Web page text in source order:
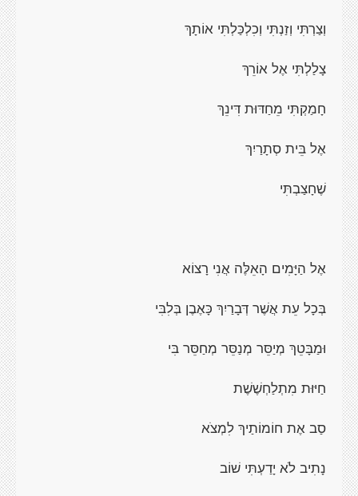
וְצַרְתִּי וְזַנְתִּי וְכִלְכַּלְתִּי אוֹתָךְ
צָלַלְתִּי אֶל אוֹרֵךְ
חָמַקְתִּי מֵחַדּוּת דִּינֵךְ
אֶל בֵּית סְתָרַיִךְ
שֶׁחָצַבְתִּי
אֶל הַיָּמִים הָאֵלֶּה אֲנִי רָצוֹא
בְּכָל עֵת אֲשֶׁר דְּבָרַיִךְ כָּאֶבֶן בְּלִבִּי
וּמַבָּטֵךְ מְיַסֵּר מְנַסֵּר מְחַסֵּר בִּי
חַיּוּת מִתְלַחְשֶׁשֶׁת
סַב אֶת חוֹמוֹתַיךְ לִמְצֹא
נָתִיב לֹא יָדַעְתִּי שׁוֹב